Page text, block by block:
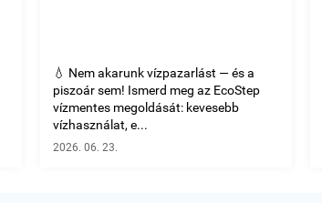
💧 Nem akarunk vízpazarlást — és a
piszoár sem! Ismerd meg az EcoStep
vízmentes megoldását: kevesebb
vízhasználat, e...
2026. 06. 23.